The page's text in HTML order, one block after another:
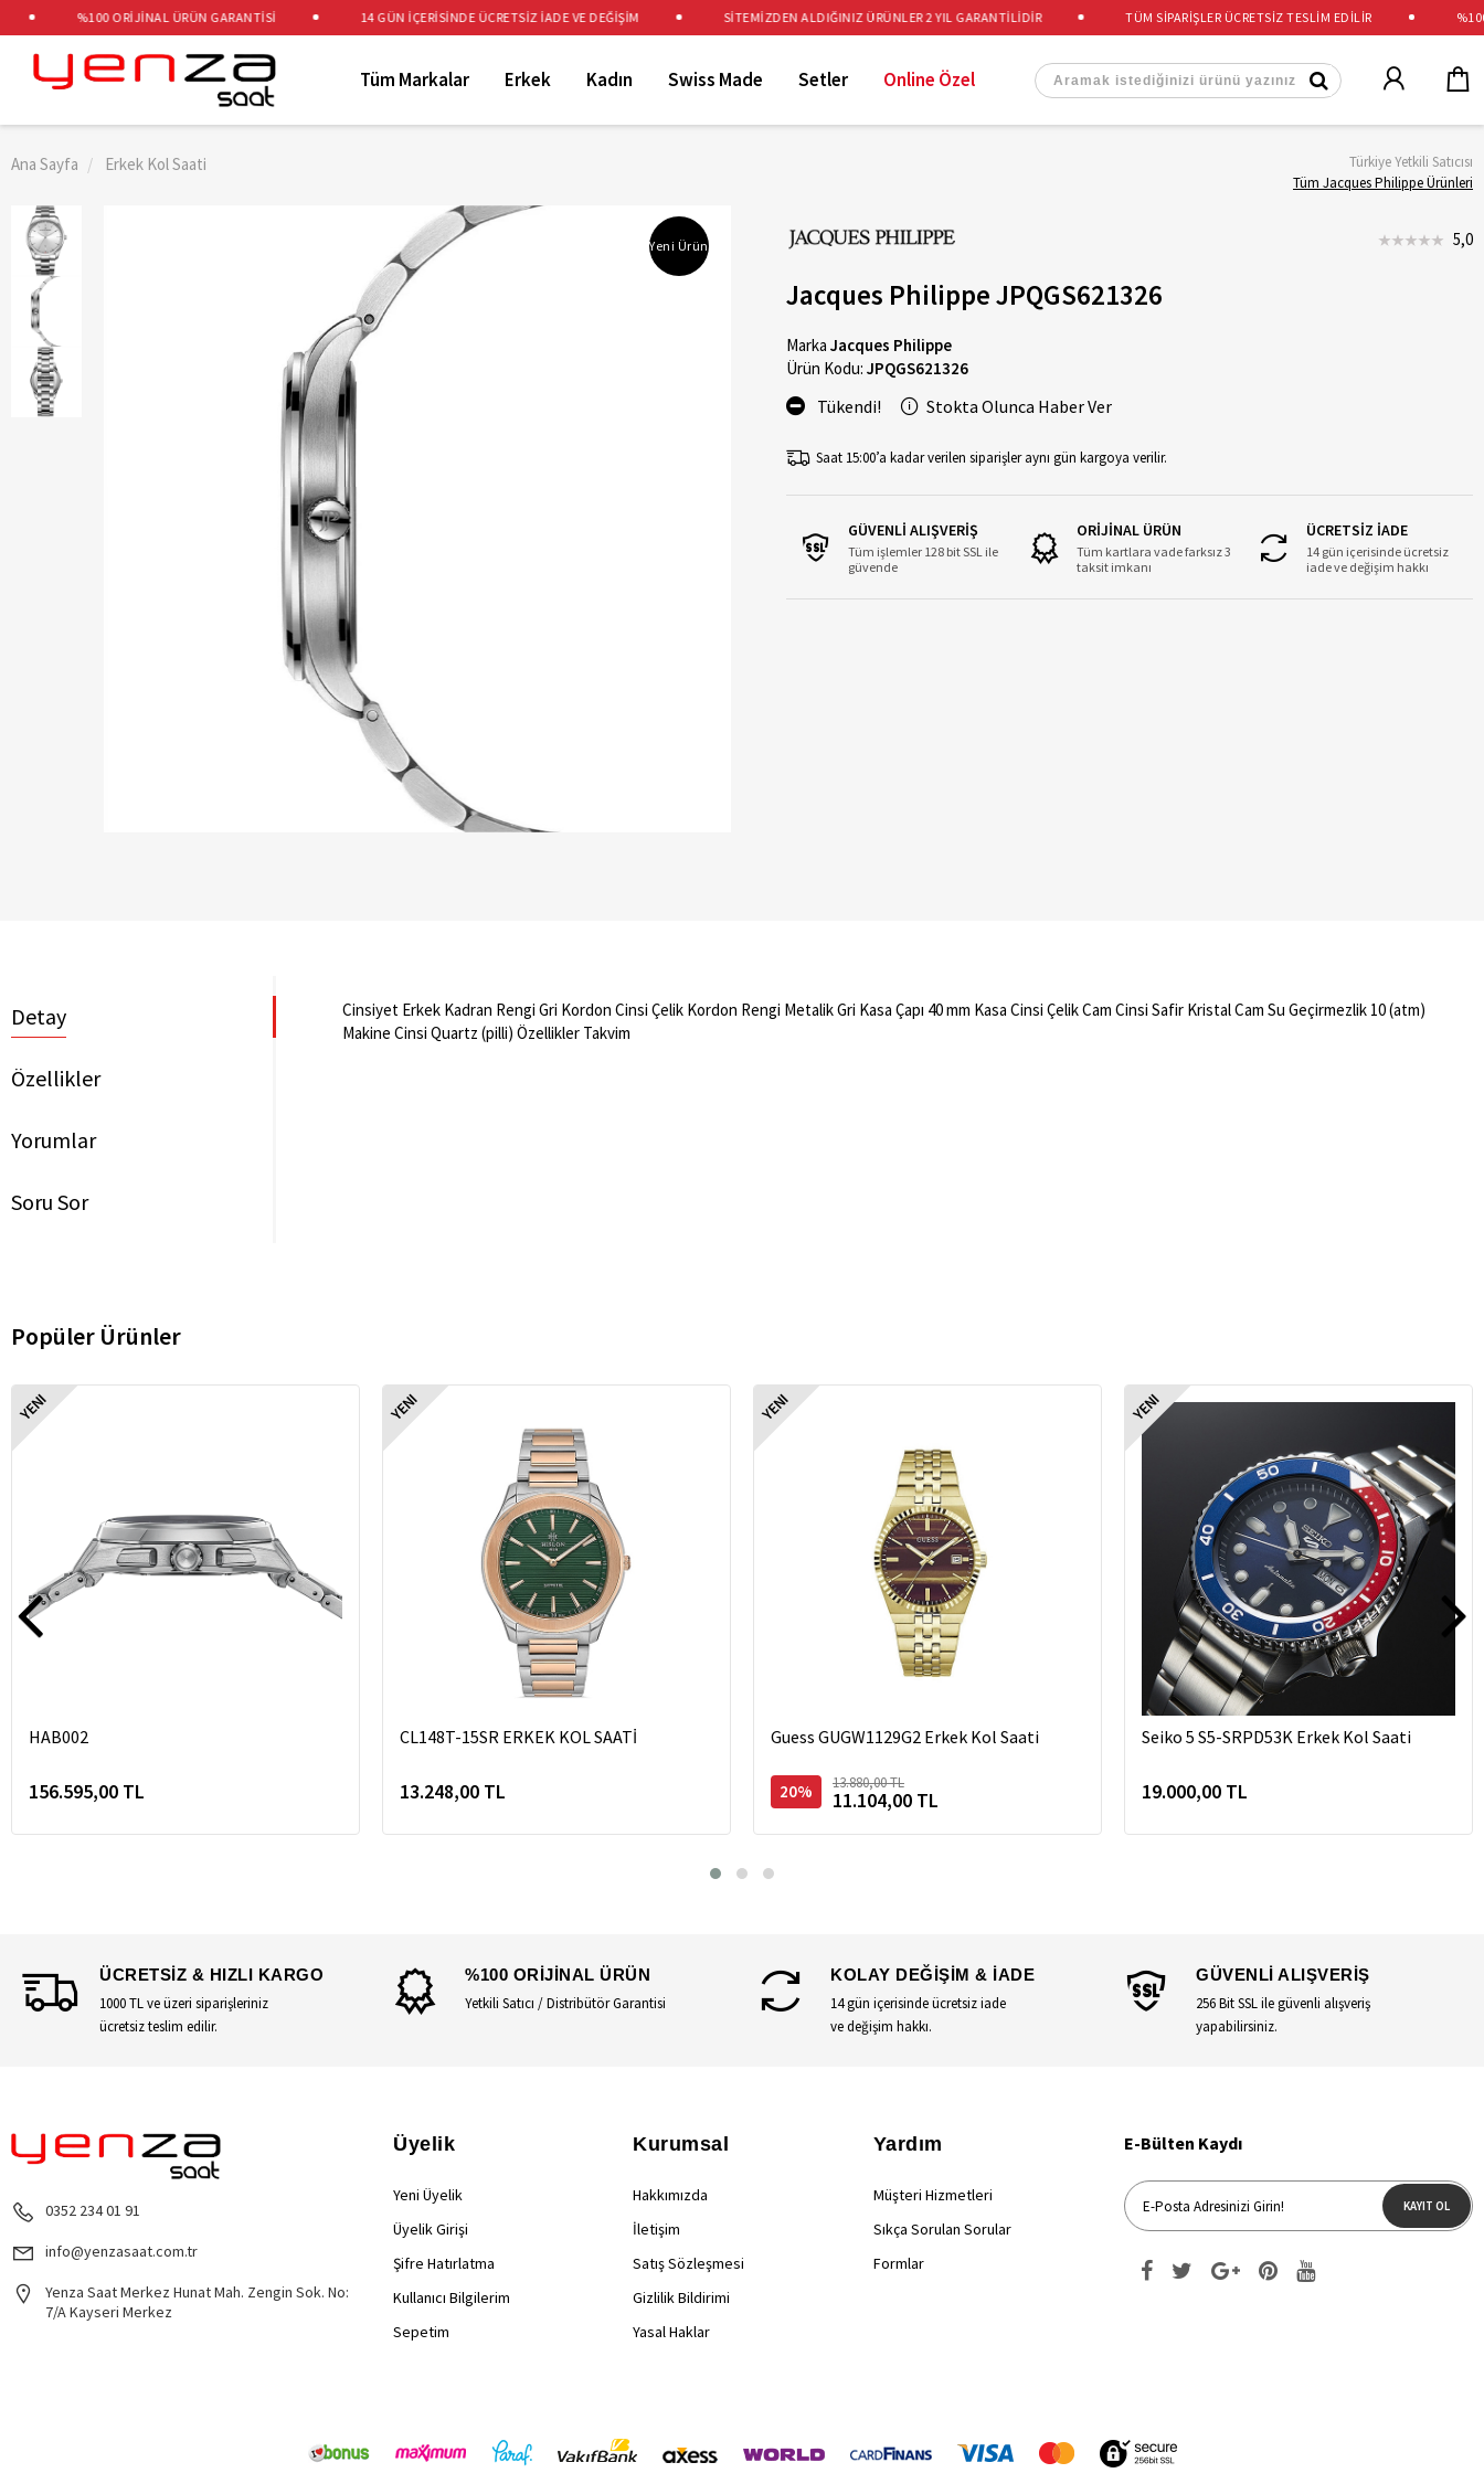
TÜM SİPARİŞLER ÜCRETSİZ TESLİM EDİLİR %100
%100 ORİJİNAL ÜRÜN GARANTİSİ 14 GÜN İÇERİSİNDE ÜCRETSİZ İADE VE DEĞİŞİM SİTEMİZDEN ALDIĞINIZ ÜRÜNLER 2 YIL GARANTİLİDİR
Tüm Markalar Erkek Kadın Swiss Made Setler Online Özel
Ana Sayfa Erkek Kol Saati
Türkiye Yetkili Satıcısı
Tüm Jacques Philippe Ürünleri
Yeni Ürün 5,0
Jacques Philippe JPQGS621326
Marka Jacques Philippe
Ürün Kodu: JPQGS621326
Tükendi! Stokta Olunca Haber Ver
Saat 15:00’a kadar verilen siparişler aynı gün kargoya verilir.
GÜVENLİ ALIŞVERİŞ
Tüm işlemler 128 bit SSL ile
güvende
ORİJİNAL ÜRÜN
Tüm kartlara vade farksız 3
taksit imkanı
ÜCRETSİZ İADE
14 gün içerisinde ücretsiz
iade ve değişim hakkı
Detay
Özellikler
Yorumlar
Soru Sor
Cinsiyet Erkek Kadran Rengi Gri Kordon Cinsi Çelik Kordon Rengi Metalik Gri Kasa Çapı 40 mm Kasa Cinsi Çelik Cam Cinsi Safir Kristal Cam Su Geçirmezlik 10 (atm)
Makine Cinsi Quartz (pilli) Özellikler Takvim
Popüler Ürünler
YENI
HAB002
156.595,00 TL
YENI
CL148T-15SR ERKEK KOL SAATİ
13.248,00 TL
YENI
Guess GUGW1129G2 Erkek Kol Saati
20% 13.880,00 TL
11.104,00 TL
YENI
Seiko 5 S5-SRPD53K Erkek Kol Saati
19.000,00 TL
ÜCRETSİZ & HIZLI KARGO
1000 TL ve üzeri siparişleriniz
ücretsiz teslim edilir.
%100 ORİJİNAL ÜRÜN
Yetkili Satıcı / Distribütör Garantisi
KOLAY DEĞİŞİM & İADE
14 gün içerisinde ücretsiz iade
ve değişim hakkı.
GÜVENLİ ALIŞVERİŞ
256 Bit SSL ile güvenli alışveriş
yapabilirsiniz.
0352 234 01 91
info@yenzasaat.com.tr
Yenza Saat Merkez Hunat Mah. Zengin Sok. No:
7/A Kayseri Merkez
Üyelik
Yeni Üyelik
Üyelik Girişi
Şifre Hatırlatma
Kullanıcı Bilgilerim
Sepetim
Kurumsal
Hakkımızda
İletişim
Satış Sözleşmesi
Gizlilik Bildirimi
Yasal Haklar
Yardım
Müşteri Hizmetleri
Sıkça Sorulan Sorular
Formlar
E-Bülten Kaydı
KAYIT OL